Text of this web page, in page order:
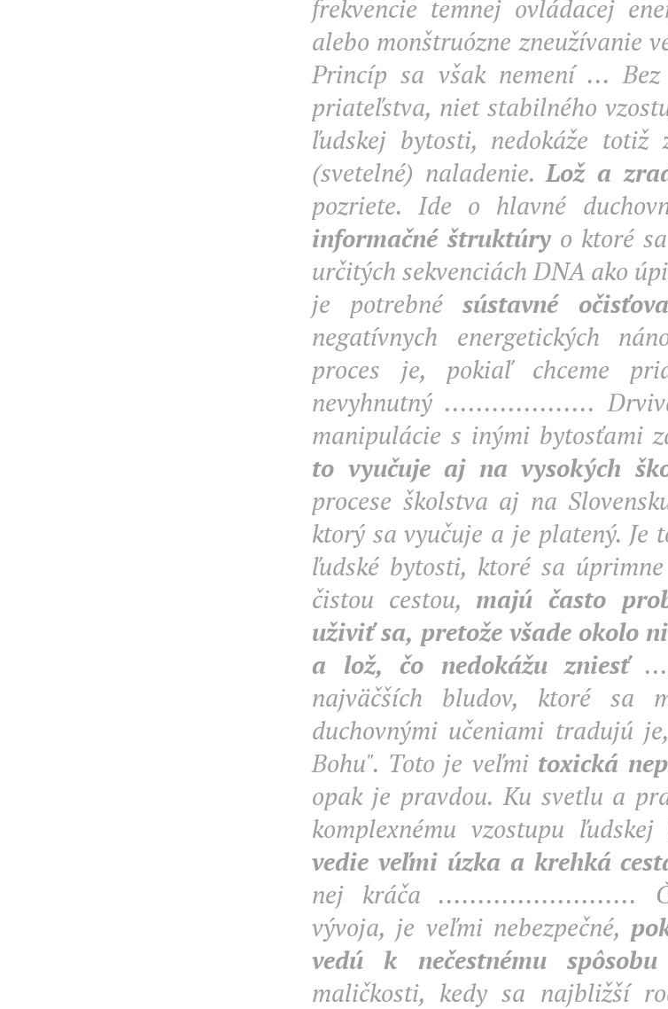
frekvencie temnej ovládacej
alebo monštruózne zneužívanie
Princíp sa však nemení ...
priateľstva, niet stabilného
ľudskej bytosti, nedokáže totiž
(svetelné) naladenie.Lož a
pozriete. Ide o hlavné
informačné štruktúryo ktoré
určitých sekvenciách DNA ako
je potrebné sústavné
negatívnych energetických
proces je, pokiaľ chceme
nevyhnutný ...................
manipulácie s inými bytosťami
to vyučuje aj na vysokých
procese školstva aj na
ktorý sa vyučuje a je platený. Je
ľudské bytosti, ktoré sa
čistou cestou, majú často
uživiť sa, pretože všade okolo
a lož, čo nedokážu zniesť
najväčších bludov, ktoré sa
duchovnými učeniami tradujú
Bohu". Toto je veľmi toxická
opak je pravdou. Ku svetlu a
komplexnému vzostupu
vedie veľmi úzka a krehká
nej kráča .........................
vývoja, je veľmi nebezpečné,
vedú k nečestnému
maličkosti, kedy sa najbližší